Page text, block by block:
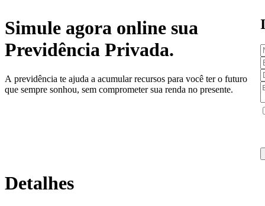
Simule agora online sua
Previdência Privada.
A previdência te ajuda a acumular recursos para você ter o futuro
que sempre sonhou, sem comprometer sua renda no presente.
Detalhes